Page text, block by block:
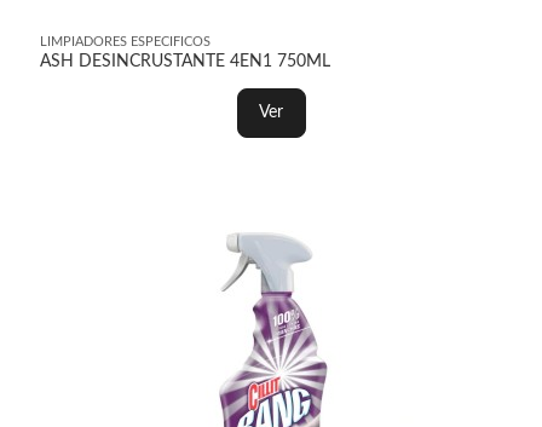
LIMPIADORES ESPECIFICOS
ASH DESINCRUSTANTE 4EN1 750ML
Ver